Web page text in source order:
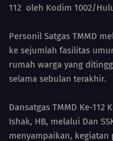
112 oleh Kodim 1002/
Personil Satgas TMMD
ke sejumlah fasilitas
rumah warga yang
selama sebulan terakhir.
Dansatgas TMMD Ke-112
Ishak, HB, melalui Dan
menyampaikan,